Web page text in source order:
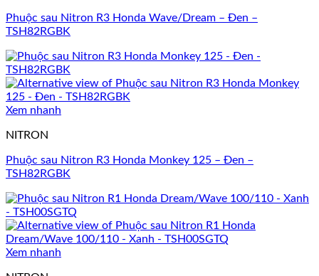
Phuộc sau Nitron R3 Honda Wave/Dream – Đen –
TSH82RGBK
Xem nhanh
NITRON
Phuộc sau Nitron R3 Honda Monkey 125 – Đen –
TSH82RGBK
Xem nhanh